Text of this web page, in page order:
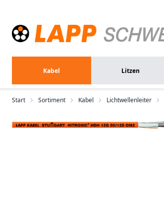
Kabel Litzen
Start Sortiment Kabel Lichtwellenleiter